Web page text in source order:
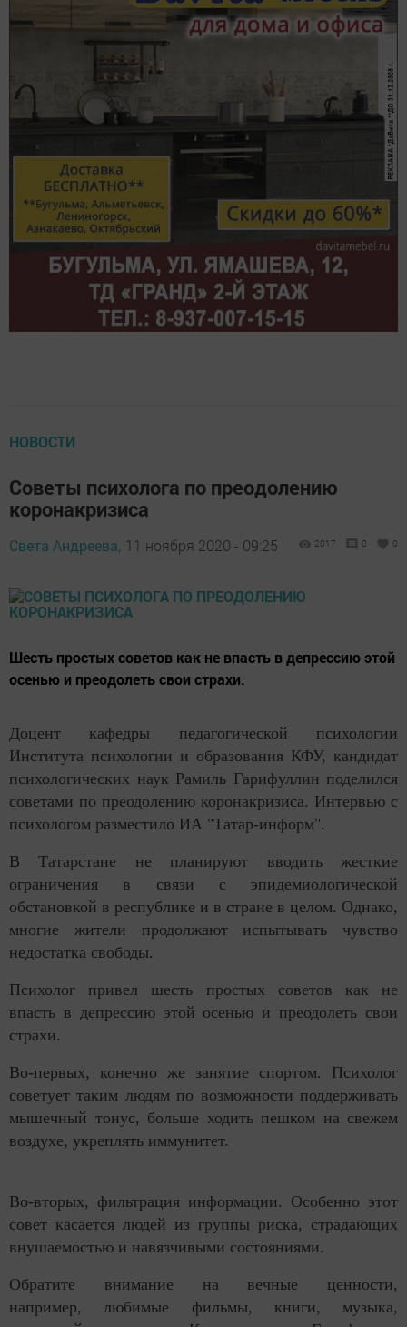
НОВОСТИ
Cоветы психолога по преодолению
коронакризиса
Света Андреева, 11 ноября 2020 - 09:25 2017 0 0
Шесть простых советов как не впасть в депрессию этой
осенью и преодолеть свои страхи.
Доцент кафедры педагогической психологии
Института психологии и образования КФУ, кандидат
психологических наук Рамиль Гарифуллин поделился
советами по преодолению коронакризиса. Интервью с
психологом разместило ИА "Татар-информ".
В Татарстане не планируют вводить жесткие
ограничения в связи с эпидемиологической
обстановкой в республике и в стране в целом. Однако,
многие жители продолжают испытывать чувство
недостатка свободы.
Психолог привел шесть простых советов как не
впасть в депрессию этой осенью и преодолеть свои
страхи.
Во-первых, конечно же занятие спортом. Психолог
советует таким людям по возможности поддерживать
мышечный тонус, больше ходить пешком на свежем
воздухе, укреплять иммунитет.
Во-вторых, фильтрация информации. Особенно этот
совет касается людей из группы риска, страдающих
внушаемостью и навязчивыми состояниями.
Обратите внимание на вечные ценности,
например, любимые фильмы, книги, музыка,